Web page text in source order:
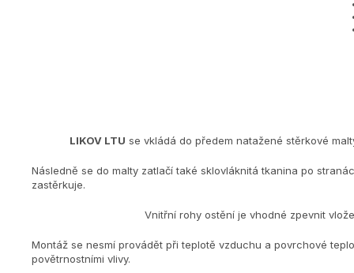
LIKOV LTU se vkládá do předem natažené stěrkové
Následně se do malty zatlačí také sklovláknitá tkanina po
zastěrkuje.
Vnitřní rohy ostění je vhodné zpevnit
Montáž se nesmí provádět při teplotě vzduchu a povrchové
povětrnostními vlivy.